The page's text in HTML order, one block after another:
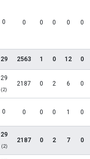
0 0 0 0 0 0
29 2563 1 0 12 0
29
(2)
2187 0 2 6 0
0 0 0 0 1 0
29
(2)
2187 0 2 7 0